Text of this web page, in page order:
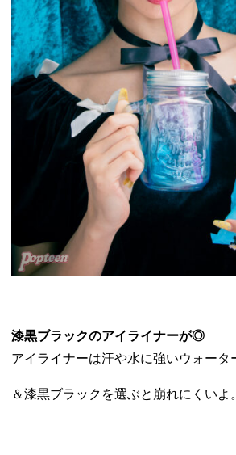
漆黒ブラックのアイライナーが◎
アイライナーは汗や水に強いウォータ
＆漆黒ブラックを選ぶと崩れにくいよ。